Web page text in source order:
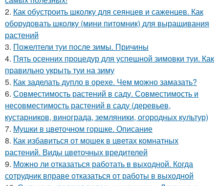
2. Как обустроить школку для сеянцев и саженцев. Как
оборудовать школку (мини питомник) для выращивания
растений
3. Пожелтели туи после зимы. Причины
4. Пять осенних процедур для успешной зимовки туи. Как
правильно укрыть туи на зиму
5. Как заделать дупло в орехе. Чем можно замазать?
6. Совместимость растений в саду. Совместимость и
несовместимость растений в саду (деревьев,
кустарников, винограда, земляники, огородных культур)
7. Мушки в цветочном горшке. Описание
8. Как избавиться от мошек в цветах комнатных
растений. Виды цветочных вредителей
9. Можно ли отказаться работать в выходной. Когда
сотрудник вправе отказаться от работы в выходной